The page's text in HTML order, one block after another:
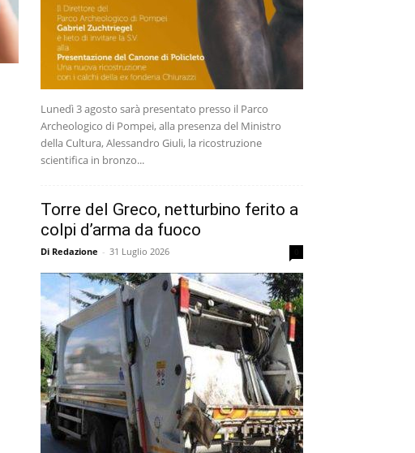
Lunedì 3 agosto sarà presentato presso il Parco
Archeologico di Pompei, alla presenza del Ministro
della Cultura, Alessandro Giuli, la ricostruzione
scientifica in bronzo...
Torre del Greco, netturbino ferito a
colpi d’arma da fuoco
Di Redazione - 31 Luglio 2026